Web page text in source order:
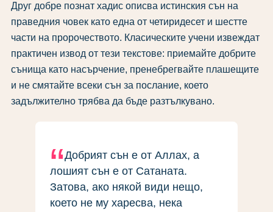
Друг добре познат хадис описва истинския сън на
праведния човек като една от четиридесет и шестте
части на пророчеството. Класическите учени извеждат
практичен извод от тези текстове: приемайте добрите
сънища като насърчение, пренебрегвайте плашещите
и не смятайте всеки сън за послание, което
задължително трябва да бъде разтълкувано.
Добрият сън е от Аллах, а
лошият сън е от Сатаната.
Затова, ако някой види нещо,
което не му харесва, нека